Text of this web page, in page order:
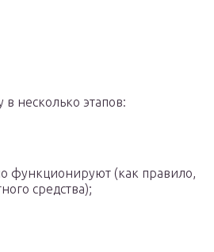
в несколько этапов:
функционируют (как правило,
средства);